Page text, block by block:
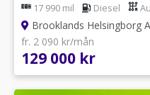
17 990 mil Diesel
Brooklands Helsingborg
fr. 2 090 kr/mån
129 000 kr